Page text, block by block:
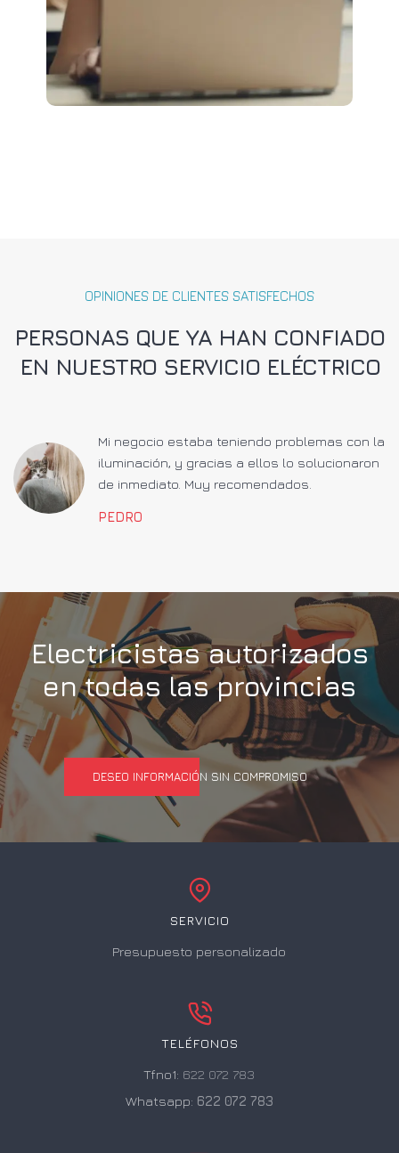
OPINIONES DE CLIENTES SATISFECHOS
PERSONAS QUE YA HAN CONFIADO
EN NUESTRO SERVICIO ELÉCTRICO
Mi negocio estaba teniendo problemas con la
iluminación, y gracias a ellos lo solucionaron
de inmediato. Muy recomendados.
PEDRO
Electricistas autorizados
en todas las provincias
DESEO INFORMACIÓN SIN COMPROMISO
SERVICIO
Presupuesto personalizado
TELÉFONOS
Tfno1: 622 072 783
Whatsapp: 622 072 783